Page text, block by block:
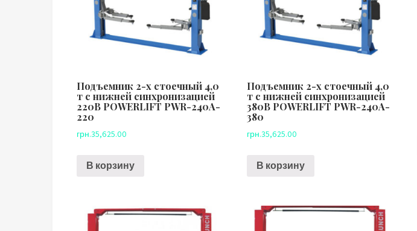
Подъемник 2-х стоечный 4,0
т с нижней синхронизацией
220В POWERLIFT PWR-240A-
220
грн.35,625.00
В корзину
Подъемник 2-х стоечный 4,0
т с нижней синхронизацией
380В POWERLIFT PWR-240A-
380
грн.35,625.00
В корзину